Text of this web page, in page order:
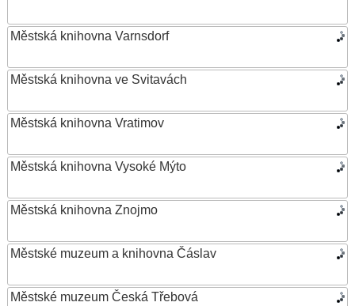
Městská knihovna Varnsdorf
Městská knihovna ve Svitavách
Městská knihovna Vratimov
Městská knihovna Vysoké Mýto
Městská knihovna Znojmo
Městské muzeum a knihovna Čáslav
Městské muzeum Česká Třebová